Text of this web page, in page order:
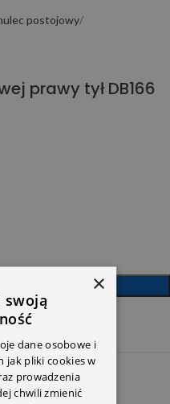
postojowy
prawy tył DB166
tarcz
×
swoją
dane osobowe i
jak pliki cookies w
prowadzenia
chwili zmienić